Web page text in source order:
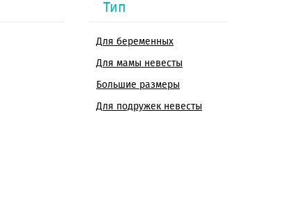
Тип
Для беременных
Для мамы невесты
Большие размеры
Для подружек невесты